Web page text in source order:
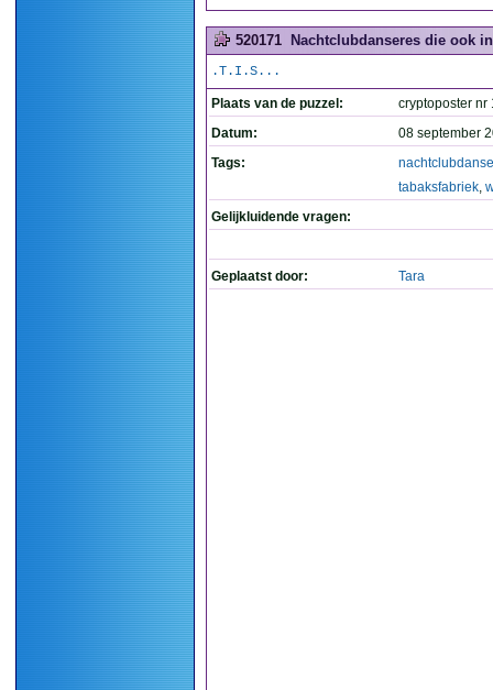
520171 Nachtclubdanseres die ook
.T.I.S...
Plaats van de puzzel:
cryptoposter nr
Datum:
08 september
Tags:
tabaksfabriek,
Gelijkluidende vragen:
Geplaatst door: Tara